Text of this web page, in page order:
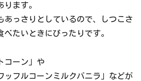
ます。
あっさりとしているので、しつこさ
たいときにぴったりです。
コーン」や
ッフルコーンミルクバニラ」などが